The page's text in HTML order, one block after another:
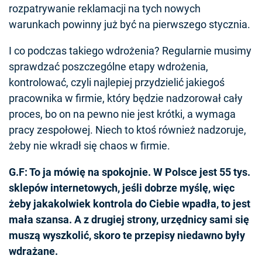
rozpatrywanie reklamacji na tych nowych
warunkach powinny już być na pierwszego stycznia.
I co podczas takiego wdrożenia? Regularnie musimy
sprawdzać poszczególne etapy wdrożenia,
kontrolować, czyli najlepiej przydzielić jakiegoś
pracownika w firmie, który będzie nadzorował cały
proces, bo on na pewno nie jest krótki, a wymaga
pracy zespołowej. Niech to ktoś również nadzoruje,
żeby nie wkradł się chaos w firmie.
G.F: To ja mówię na spokojnie. W Polsce jest 55 tys.
sklepów internetowych, jeśli dobrze myślę, więc
żeby jakakolwiek kontrola do Ciebie wpadła, to jest
mała szansa. A z drugiej strony, urzędnicy sami się
muszą wyszkolić, skoro te przepisy niedawno były
wdrażane.